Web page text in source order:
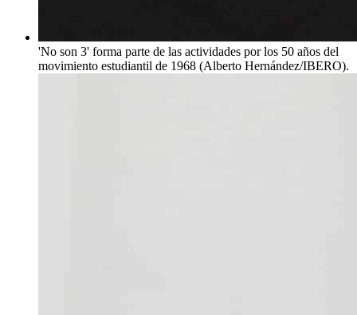
'No son 3' forma parte de las actividades por los 50 años del
movimiento estudiantil de 1968 (Alberto Hernández/IBERO).